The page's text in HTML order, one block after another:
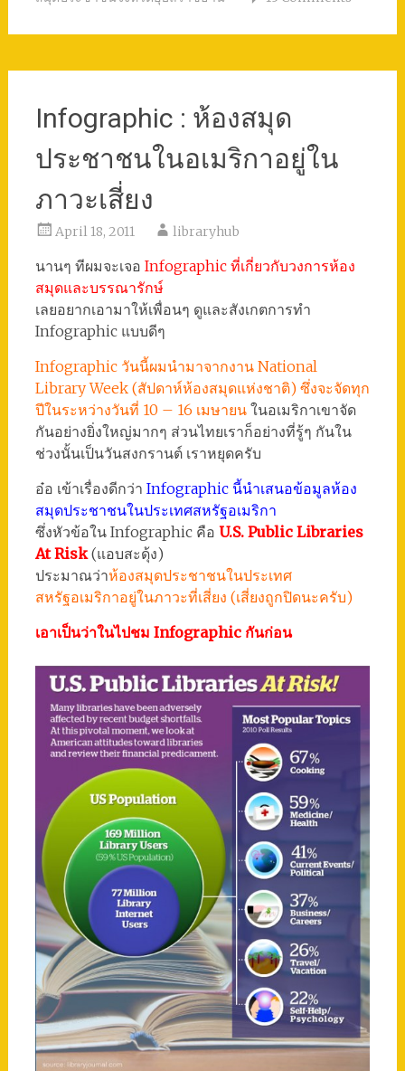
Infographic : ห้องสมุด
ประชาชนในอเมริกาอยู่ใน
ภาวะเสี่ยง
April 18, 2011 libraryhub
นานๆ ทีผมจะเจอ Infographic ที่เกี่ยวกับวงการห้อง
สมุดและบรรณารักษ์
เลยอยากเอามาให้เพื่อนๆ ดูและสังเกตการทำ
Infographic แบบดีๆ
Infographic วันนี้ผมนำมาจากงาน National
Library Week (สัปดาห์ห้องสมุดแห่งชาติ) ซึ่งจะจัดทุก
ปีในระหว่างวันที่ 10 – 16 เมษายนในอเมริกาเขาจัด
กันอย่างยิ่งใหญ่มากๆ ส่วนไทยเราก็อย่างที่รู้ๆ กันใน
ช่วงนั้นเป็นวันสงกรานต์ เราหยุดครับ
อ๋อ เข้าเรื่องดีกว่า Infographic นี้นำเสนอข้อมูลห้อง
สมุดประชาชนในประเทศสหรัฐอเมริกา
ซึ่งหัวข้อใน Infographic คือ U.S. Public Libraries
At Risk(แอบสะดุ้ง)
ประมาณว่าห้องสมุดประชาชนในประเทศ
สหรัฐอเมริกาอยู่ในภาวะที่เสี่ยง (เสี่ยงถูกปิดนะครับ)
เอาเป็นว่าในไปชม Infographic กันก่อน